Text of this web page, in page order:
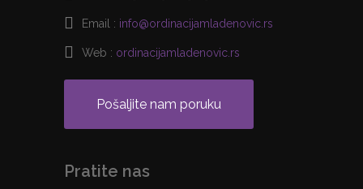
Email : info@ordinacijamladenovic.rs
Web : ordinacijamladenovic.rs
Pošaljite nam poruku
Pratite nas